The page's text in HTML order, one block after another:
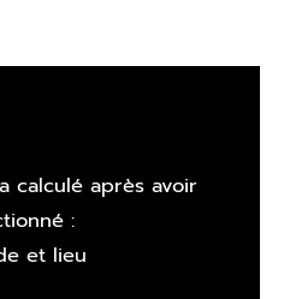
calculé après avoir
:
et lieu